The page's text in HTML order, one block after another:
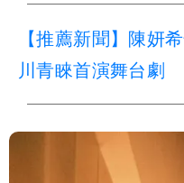
【推薦新聞】陳
川青睞首演舞台劇